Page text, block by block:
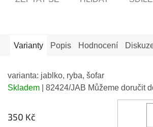
Varianty Popis Hodnocení
varianta: jablko, ryba, šofar
Skladem
| 82424/JAB Můžeme doručit
350 Kč